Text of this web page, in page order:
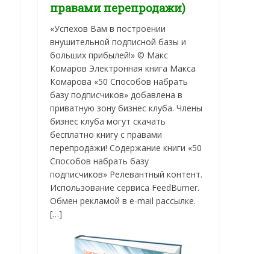
правами перепродажи)
«Успехов Вам в построении
внушительной подписной базы и
больших прибылей!» © Макс
Комаров Электронная книга Макса
Комарова «50 Способов набрать
базу подписчиков» добавлена в
приватную зону бизнес клуба. Члены
бизнес клуба могут скачать
бесплатно книгу с правами
перепродажи! Содержание книги «50
Способов набрать базу
подписчиков» Релевантный контент.
Использование сервиса FeedBurner.
Обмен рекламой в e-mail рассылке.
[…]